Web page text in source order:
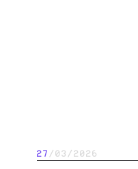
27 /03/2026